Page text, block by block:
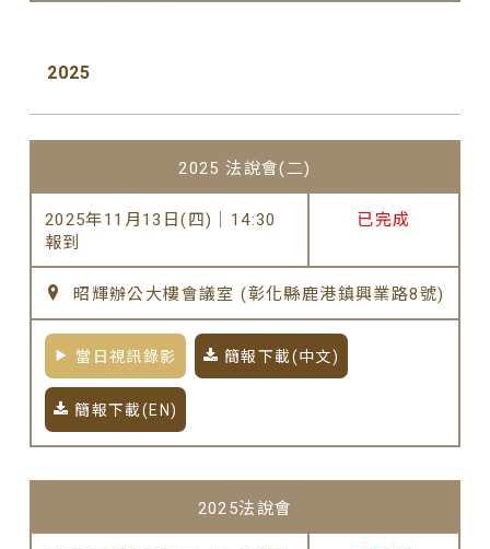
2025
2025 法說會(二)
2025年11月13日(四)｜14:30
報到
已完成
昭輝辦公大樓會議室 (彰化縣鹿港鎮興業路8號)
當日視訊錄影 簡報下載(中文)
簡報下載(EN)
2025法說會